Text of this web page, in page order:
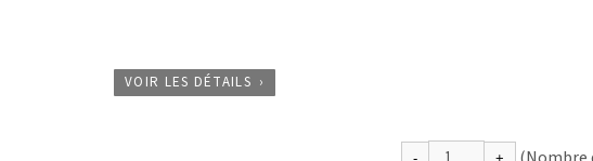
VOIR LES DÉTAILS